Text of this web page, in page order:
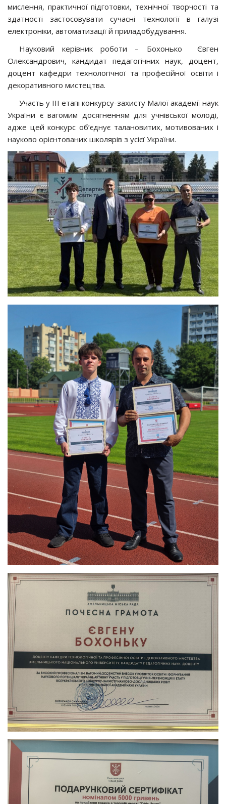
мислення, практичної підготовки, технічної творчості та
здатності застосовувати сучасні технології в галузі
електроніки, автоматизації й приладобудування.
Науковий керівник роботи – Бохонько Євген
Олександрович, кандидат педагогічних наук, доцент,
доцент кафедри технологічної та професійної освіти і
декоративного мистецтва.
Участь у ІІІ етапі конкурсу-захисту Малої академії наук
України є вагомим досягненням для учнівської молоді,
адже цей конкурс об’єднує талановитих, мотивованих і
науково орієнтованих школярів з усієї України.